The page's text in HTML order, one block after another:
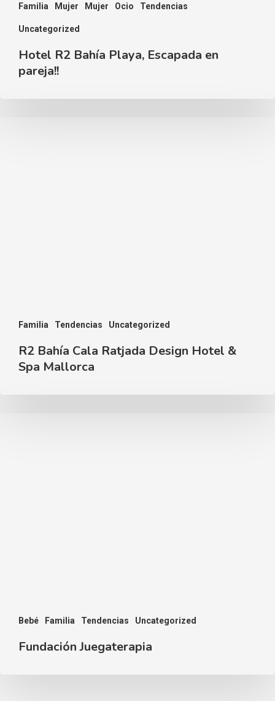
Familia Mujer Mujer Ocio Tendencias
Uncategorized
Hotel R2 Bahía Playa, Escapada en
pareja!!
Familia Tendencias Uncategorized
R2 Bahía Cala Ratjada Design Hotel &
Spa Mallorca
Bebé Familia Tendencias Uncategorized
Fundación Juegaterapia